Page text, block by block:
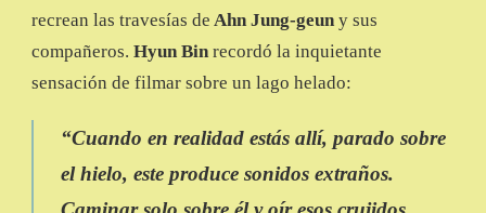
recrean las travesías de Ahn Jung-geun y sus
compañeros. Hyun Bin recordó la inquietante
sensación de filmar sobre un lago helado:
“Cuando en realidad estás allí, parado sobre
el hielo, este produce sonidos extraños.